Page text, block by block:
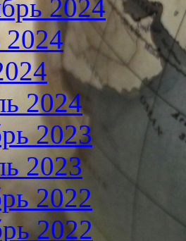
2024
2024
2023
2023
2022
2022